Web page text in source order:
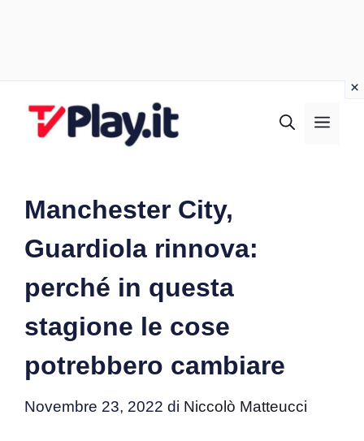
Manchester City,
Guardiola rinnova:
perché in questa
stagione le cose
potrebbero cambiare
Novembre 23, 2022 di Niccolò Matteucci